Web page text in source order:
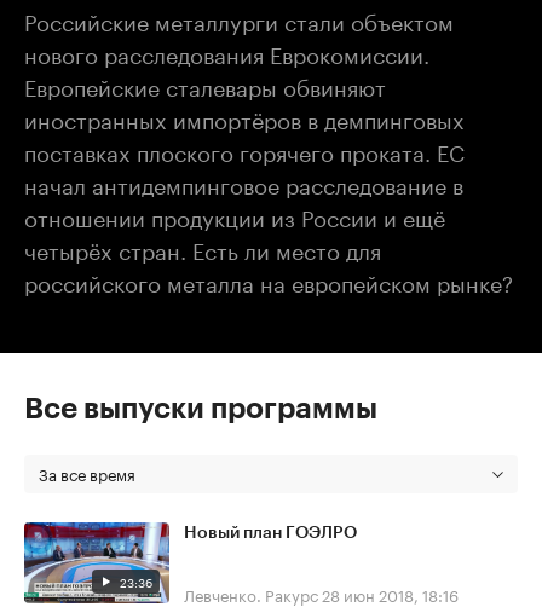
Российские металлурги стали объектом
нового расследования Еврокомиссии.
Европейские сталевары обвиняют
иностранных импортёров в демпинговых
поставках плоского горячего проката. ЕС
начал антидемпинговое расследование в
отношении продукции из России и ещё
четырёх стран. Есть ли место для
российского металла на европейском рынке?
Все выпуски программы
За все время
23:36
Новый план ГОЭЛРО
Левченко. Ракурс 28 июн 2018, 18:16